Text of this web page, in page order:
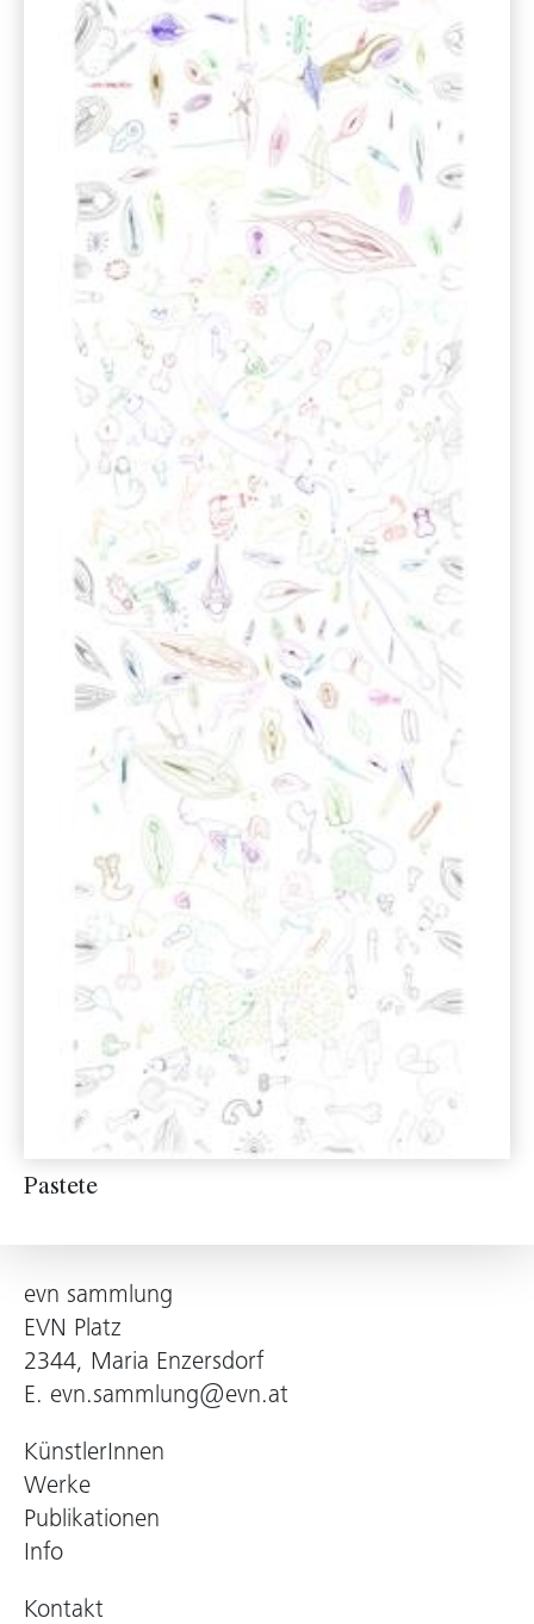
Pastete
evn sammlung
EVN Platz
2344, Maria Enzersdorf
E. evn.sammlung@evn.at
KünstlerInnen
Werke
Publikationen
Info
Kontakt